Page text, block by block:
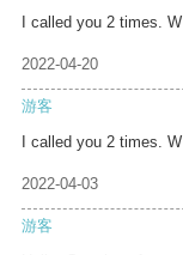
I called you 2 times. W
2022-04-20
游客
I called you 2 times. W
2022-04-03
游客